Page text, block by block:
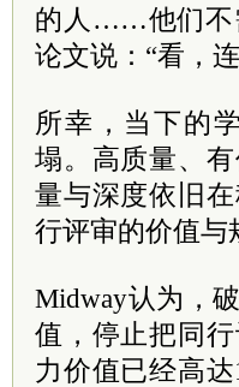
的人……他们不
论文说：“看，
所幸，当下的
塌。高质量、
量与深度依旧
行评审的价值与
Midway认为，
值，停止把同
力价值已经高